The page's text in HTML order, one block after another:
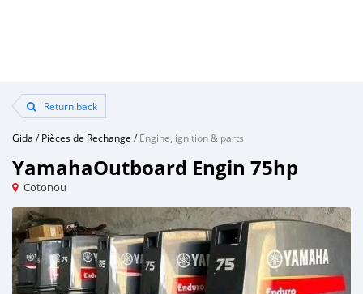
Return back
Gida /Pièces de Rechange /Engine, ignition & parts
YamahaOutboard Engin 75hp
Cotonou